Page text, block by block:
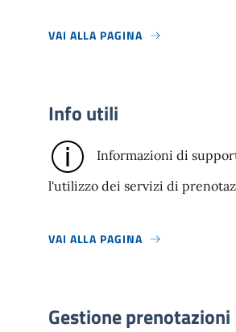
VAI ALLA PAGINA
Info utili
Informazioni di
l'utilizzo dei servizi di
VAI ALLA PAGINA
Gestione prenotazioni